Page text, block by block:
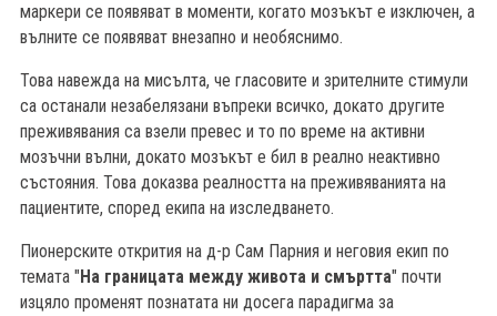
маркери се появяват в моменти, когато мозъкът е изключен, а
вълните се появяват внезапно и необяснимо.
Това навежда на мисълта, че гласовите и зрителните стимули
са останали незабелязани въпреки всичко, докато другите
преживявания са взели превес и то по време на активни
мозъчни вълни, докато мозъкът е бил в реално неактивно
състояния. Това доказва реалността на преживяванията на
пациентите, според екипа на изследването.
Пионерските открития на д-р Сам Парния и неговия екип по
темата "На границата между живота и смъртта" почти
изцяло променят познатата ни досега парадигма за